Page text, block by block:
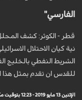
الفارسي"
قطر - الكوثر: كشف
نية كيان الاحتلال
الشريط النفطي بالخليج
للقدس ان تقدم بمثل هذا
الإثنين 13 مايو 2019 - 12:23 بتوقيت مكة